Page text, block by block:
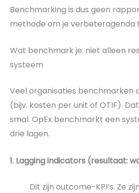
Benchmarking is dus geen
methode om je verbeteragenda
Wat benchmark je: niet alleen
systeem
Veel organisaties benchmarken
(bijv. kosten per unit of OTIF).
smal. OpEx benchmarkt een
drie lagen.
1. Lagging indicators (resultaat:
Dit zijn outcome-KPI’s. Ze